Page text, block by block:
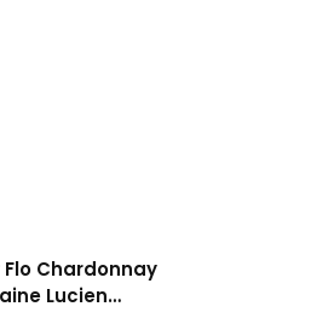
Chardonnay
Lucien